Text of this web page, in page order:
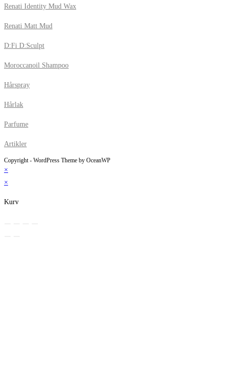
Renati Identity Mud Wax
Renati Matt Mud
D:Fi D:Sculpt
Moroccanoil Shampoo
Hårspray
Hårlak
Parfume
Artikler
Copyright - WordPress Theme by OceanWP
×
×
Kurv